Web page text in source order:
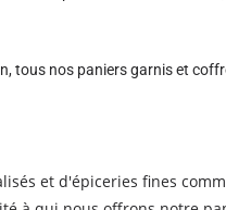
tous nos paniers garnis et
et d'épiceries fines